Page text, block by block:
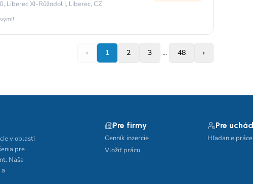
Liberec XI-Růžodol I, Liberec, CZ
‹ 1 2 3 ... 48 ›
v oblasti
pre
Naša
Pre firmy
Cenník inzercie
Vložiť prácu
Pre
Hľadanie práce